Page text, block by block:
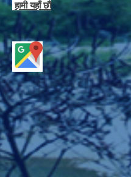
हामी यहाँ छाै‌ं